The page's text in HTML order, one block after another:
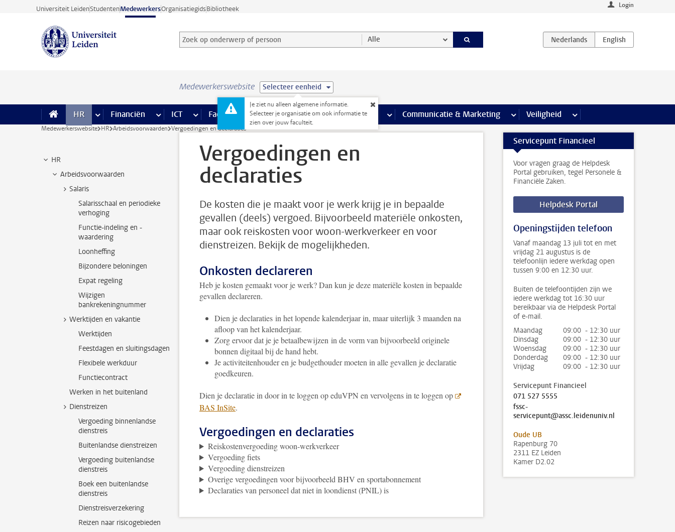
Ga direct naar de inhoud
Universiteit LeidenStudentenMedewerkersOrganisatiegidsBibliotheek Login
Zoek op onderwerp of persoon en selecteer categorie
Zoekterm Alle
Medewerkerswebsite Selecteer eenheid
Je ziet nu alleen algemene informatie.
Selecteer je organisatie om ook informatie te
zien over jouw faculteit.
HR meer HR pagina’s
Financiën meer Financiën pagina’s
ICT meer ICT pagina’s
Faciliteiten meer Faciliteiten pagina’s
Onderwijs meer Onderwijs pagina’s
Onderzoek meer Onderzoek pagina’s
Communicatie & Marketing meer Communicatie & Marketing pagina’s
Veiligheid meer Veiligheid pagina’s
Medewerkerswebsite HR Arbeidsvoorwaarden Vergoedingen en declaraties
HR
Arbeidsvoorwaarden
Salaris
Salarisschaal en periodieke
verhoging
Functie-indeling en -
waardering
Loonheffing
Bijzondere beloningen
Expat regeling
Wijzigen
bankrekeningnummer
Werktijden en vakantie
Werktijden
Feestdagen en sluitingsdagen
Flexibele werkduur
Functiecontract
Werken in het buitenland
Dienstreizen
Vergoeding binnenlandse
dienstreis
Buitenlandse dienstreizen
Vergoeding buitenlandse
dienstreis
Boek een buitenlandse
dienstreis
Dienstreisverzekering
Reizen naar risicogebieden
Vergoedingen en
declaraties
De kosten die je maakt voor je werk krijg je in bepaalde
gevallen (deels) vergoed. Bijvoorbeeld materiële onkosten,
maar ook reiskosten voor woon-werkverkeer en voor
dienstreizen. Bekijk de mogelijkheden.
Onkosten declareren
Heb je kosten gemaakt voor je werk? Dan kun je deze materiële kosten in bepaalde
gevallen declareren.
Dien je declaraties in het lopende kalenderjaar in, maar uiterlijk 3 maanden na
afloop van het kalenderjaar.
Zorg ervoor dat je je betaalbewijzen in de vorm van bijvoorbeeld originele
bonnen digitaal bij de hand hebt.
Je activiteitenhouder en je budgethouder moeten in alle gevallen je declaratie
goedkeuren.
Dien je declaratie in door in te loggen op eduVPN en vervolgens in te loggen op
BAS InSite.
Vergoedingen en declaraties
Reiskostenvergoeding woon-werkverkeer
Vergoeding fiets
Vergoeding dienstreizen
Overige vergoedingen voor bijvoorbeeld BHV en sportabonnement
Declaraties van personeel dat niet in loondienst (PNIL) is
Servicepunt Financieel
Voor vragen graag de Helpdesk
Portal gebruiken, tegel Personele &
Financiële Zaken.
Helpdesk Portal
Openingstijden telefoon
Vanaf maandag 13 juli tot en met
vrijdag 21 augustus is de
telefoonlijn iedere werkdag open
tussen 9:00 en 12:30 uur.
Buiten de telefoontijden zijn we
iedere werkdag tot 16:30 uur
bereikbaar via de Helpdesk Portal
of e-mail.
Maandag
09:00 - 12:30 uur
Dinsdag
09:00 - 12:30 uur
Woensdag
09:00 - 12:30 uur
Donderdag
09:00 - 12:30 uur
Vrijdag
09:00 - 12:30 uur
Servicepunt Financieel
071 527 5555
fssc-
servicepunt@assc.leidenuniv.nl
Oude UB
Rapenburg 70
2311 EZ Leiden
Kamer D2.02